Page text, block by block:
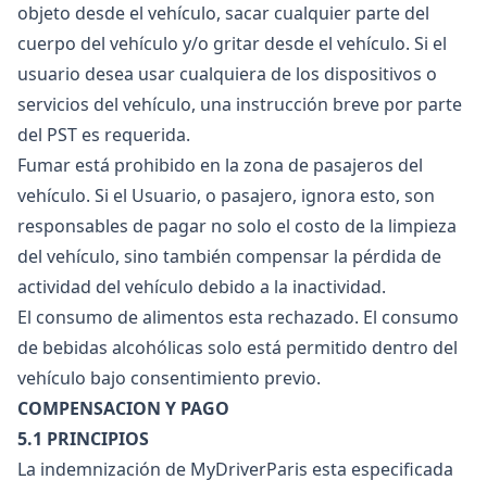
objeto desde el vehículo, sacar cualquier parte del
cuerpo del vehículo y/o gritar desde el vehículo. Si el
usuario desea usar cualquiera de los dispositivos o
servicios del vehículo, una instrucción breve por parte
del PST es requerida.
Fumar está prohibido en la zona de pasajeros del
vehículo. Si el Usuario, o pasajero, ignora esto, son
responsables de pagar no solo el costo de la limpieza
del vehículo, sino también compensar la pérdida de
actividad del vehículo debido a la inactividad.
El consumo de alimentos esta rechazado. El consumo
de bebidas alcohólicas solo está permitido dentro del
vehículo bajo consentimiento previo.
COMPENSACION Y PAGO
5.1 PRINCIPIOS
La indemnización de MyDriverParis esta especificada